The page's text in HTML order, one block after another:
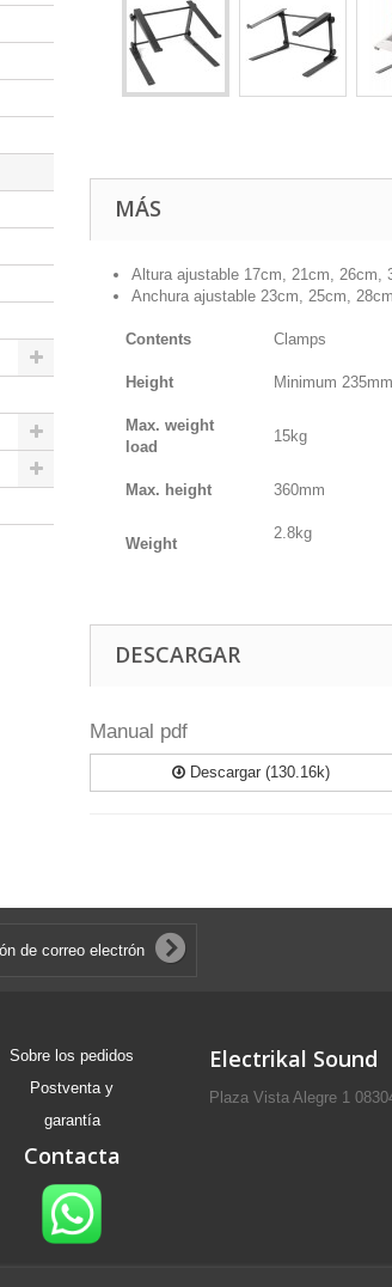
MÁS
Altura ajustable 17cm, 21cm, 26cm,
Anchura ajustable 23cm, 25cm, 28cm
Contents Clamps
Height Minimum 235mm
Max. weight
load
15kg
Max. height 360mm
Weight
2.8kg
DESCARGAR
Manual pdf
Descargar (130.16k)
Sobre los pedidos
Postventa y
garantía
Contacta
Electrikal Sound
Plaza Vista Alegre 1